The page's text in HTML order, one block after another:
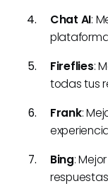
Chat AI:
Fireflies:
todas tus
Frank:
Bing: